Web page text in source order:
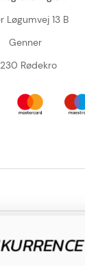
Løgumvej 13 B
Genner
Rødekro